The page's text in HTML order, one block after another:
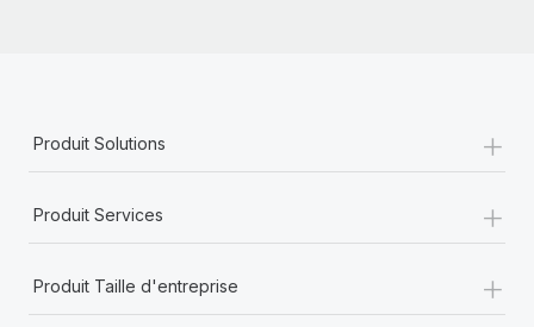
Produit Solutions +
Produit Services +
Produit Taille d'entreprise +